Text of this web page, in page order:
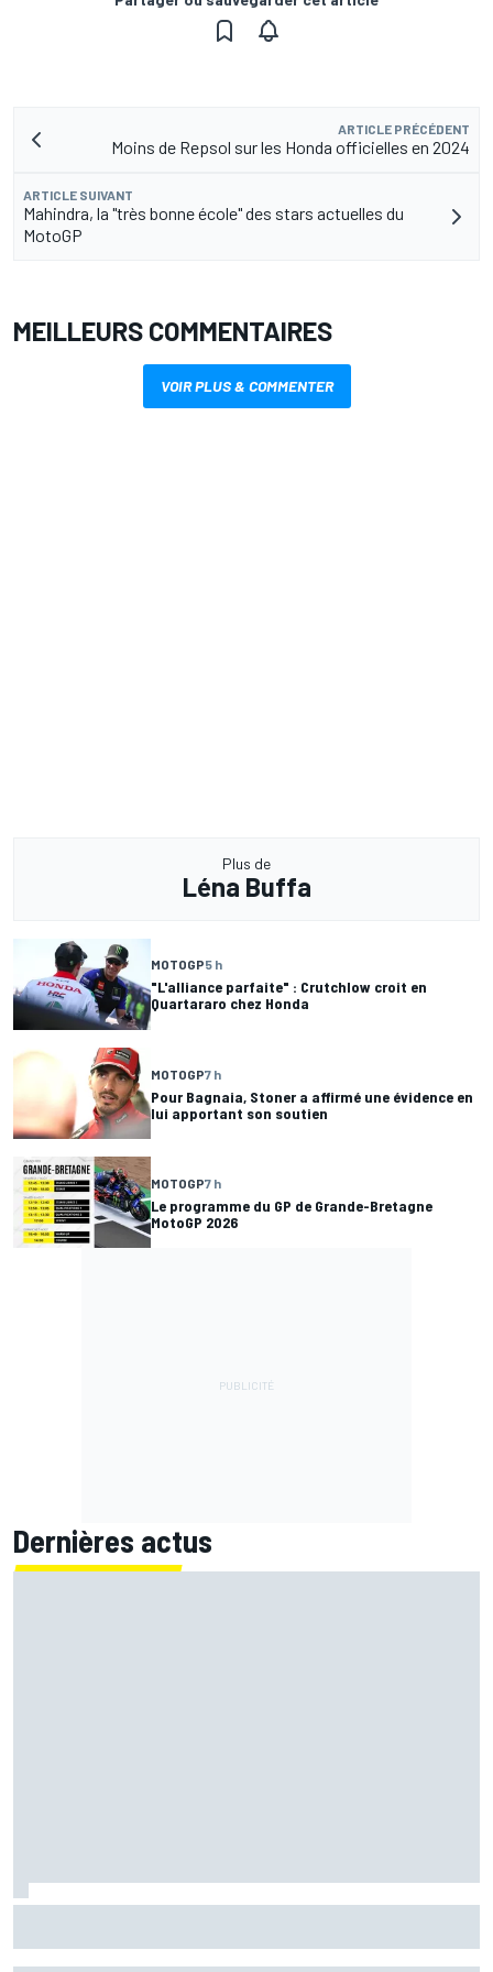
ARTICLE PRÉCÉDENT
Moins de Repsol sur les Honda officielles en 2024
ARTICLE SUIVANT
Mahindra, la "très bonne école" des stars actuelles du
MotoGP
MEILLEURS COMMENTAIRES
VOIR PLUS & COMMENTER
Plus de
Léna Buffa
MOTOGP5 h
"L'alliance parfaite" : Crutchlow croit en
Quartararo chez Honda
MOTOGP7 h
Pour Bagnaia, Stoner a affirmé une évidence en
lui apportant son soutien
MOTOGP7 h
Le programme du GP de Grande-Bretagne
MotoGP 2026
Dernières actus